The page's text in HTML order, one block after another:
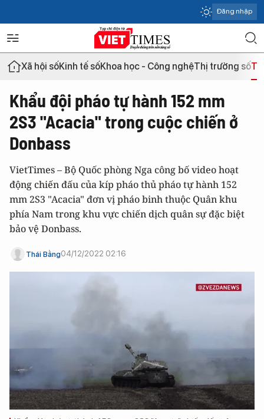
Đăng nhập
Xã hội sốKinh tế sốKhoa học - Công nghệThị trường số
Khẩu đội pháo tự hành 152 mm
2S3 "Acacia" trong cuộc chiến ở
Donbass
VietTimes – Bộ Quốc phòng Nga công bố video hoạt
động chiến đấu của kíp pháo thủ pháo tự hành 152
mm 2S3 "Acacia" đơn vị pháo binh thuộc Quân khu
phía Nam trong khu vực chiến dịch quân sự đặc biệt
bảo vệ Donbass.
Thái Bằng04/12/2022 02:16